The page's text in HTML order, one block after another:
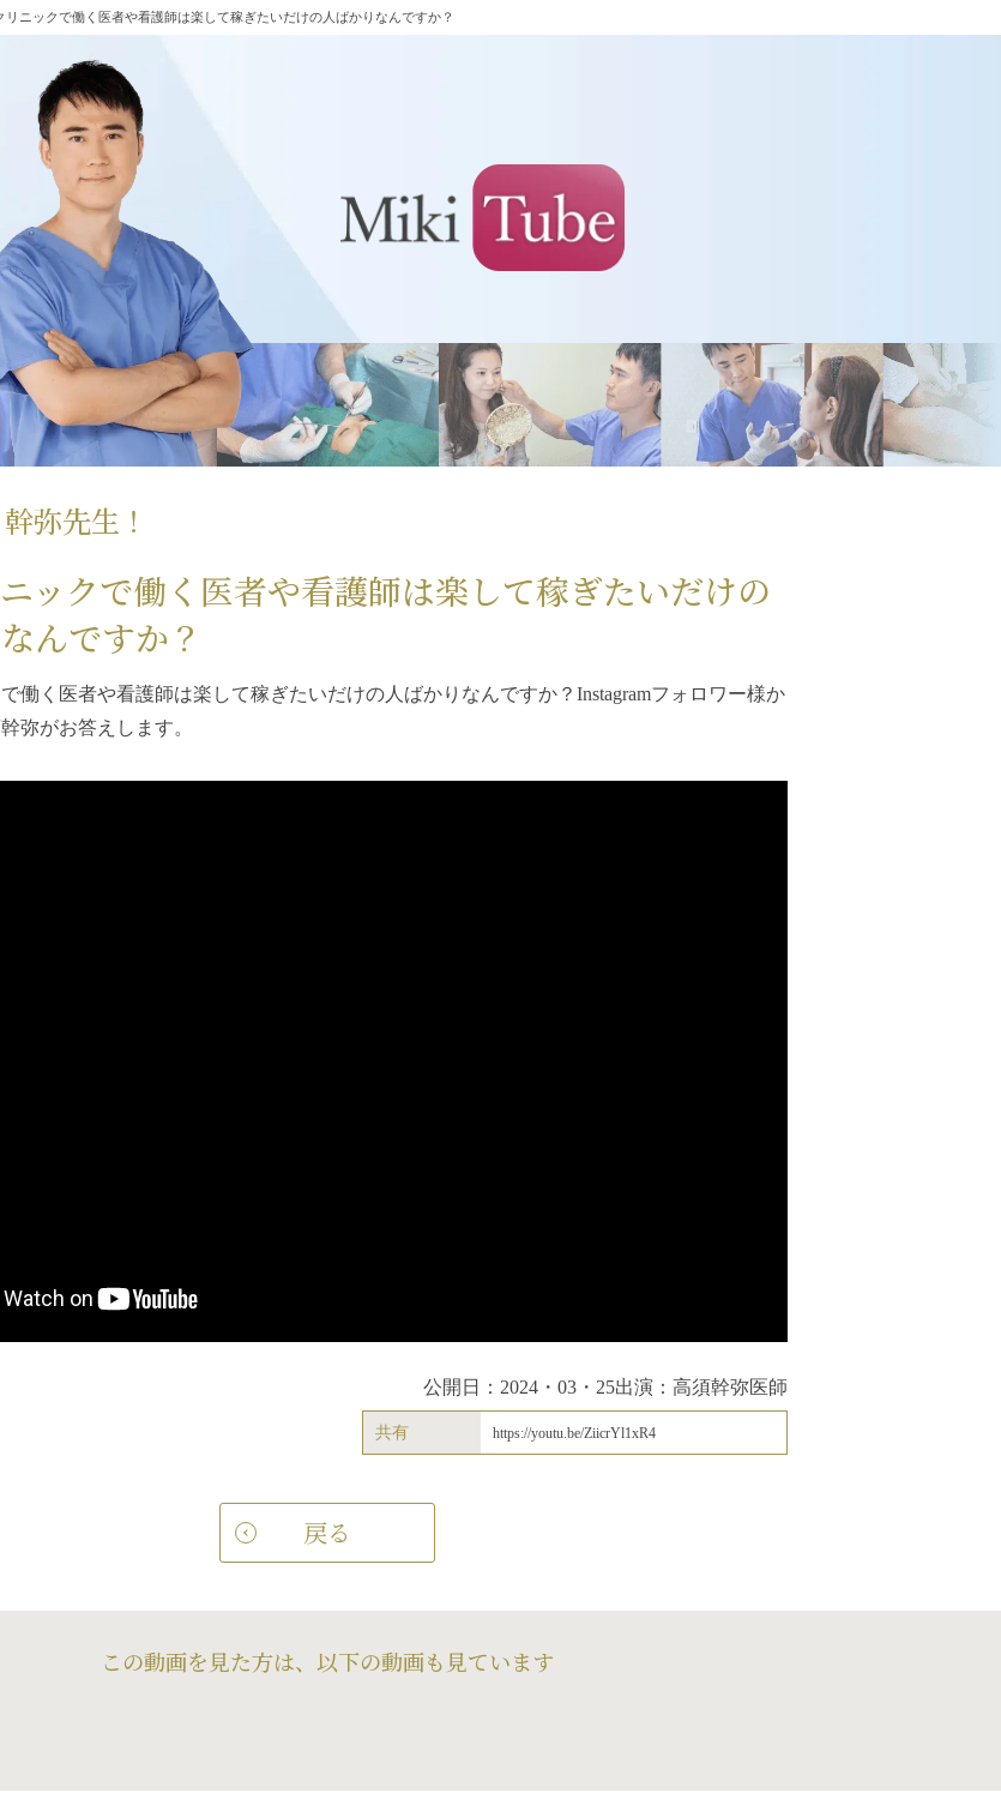
リニックで働く医者や看護師は楽して稼ぎたいだけの人ばかりなんですか？
弥先生！
ックで働く医者や看護師は楽して稼ぎたいだけの
んですか？
働く医者や看護師は楽して稼ぎたいだけの人ばかりなんですか？Instagramフォロワー様か
弥がお答えします。
公開日：2024・03・25出演：高須幹弥医師
共有 https://youtu.be/ZiicrYl1xR4
戻る
この動画を見た方は、以下の動画も見ています